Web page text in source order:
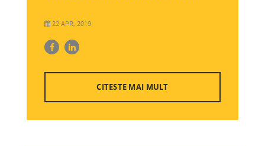
22 APR, 2019
CITESTE MAI MULT